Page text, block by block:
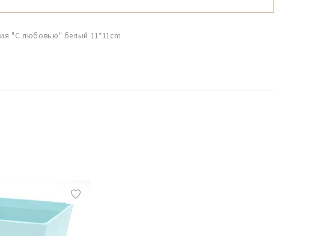
"С любовью" белый 11*11cm